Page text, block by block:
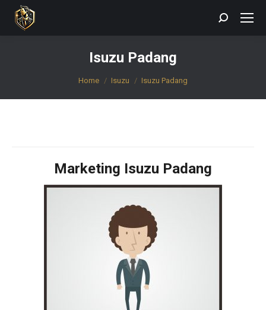
Search:
Isuzu Padang
You are here:
Home Isuzu Isuzu Padang
Marketing Isuzu Padang